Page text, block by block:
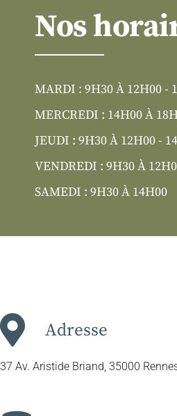
Nos
MARDI : 9H30 À 12H00 -
MERCREDI : 14H00 À
JEUDI : 9H30 À 12H00 -
VENDREDI : 9H30 À
SAMEDI : 9H30 À 14H00
Adresse
37 Av. Aristide Briand, 35000